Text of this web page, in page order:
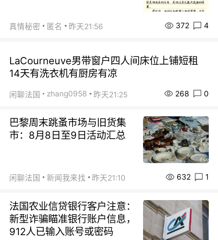
真情秘密 匿名 昨天21:56 372 4
LaCourneuve男带窗户四人间床位上铺短租
14天有洗衣机有厨房有凉
闲聊法国 zhang0958 昨天21:25 268 0
巴黎周末跳蚤市场与旧货集
市：8月8日至9日活动汇总
闲聊法国 新闻我来找 昨天21:10 632 1
法国农业信贷银行客户注意：
新型诈骗瞄准银行账户信息，
912人已输入账号或密码